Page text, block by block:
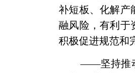
补短板、化解产
融风险，有利于
积极促进规范和
——坚持推